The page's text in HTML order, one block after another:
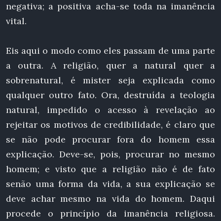
negativa; a positiva acha-se toda na imanência
vital.
Eis aqui o modo como eles passam de uma parte
a outra. A religião, quer a natural quer a
sobrenatural, é mister seja explicada como
qualquer outro fato. Ora, destruída a teologia
natural, impedido o acesso à revelação ao
rejeitar os motivos de credibilidade, é claro que
se não pode procurar fora do homem essa
explicação. Deve-se, pois, procurar no mesmo
homem; e visto que a religião não é de fato
senão uma forma da vida, a sua explicação se
deve achar mesmo na vida do homem. Daqui
procede o princípio da imanência religiosa.